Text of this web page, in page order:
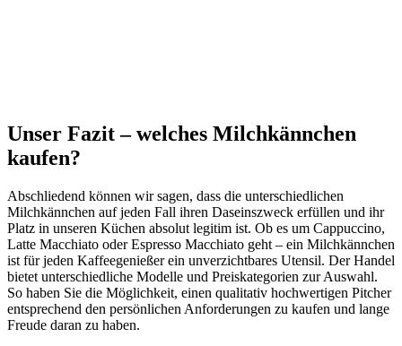
Unser Fazit – welches Milchkännchen
kaufen?
Abschliedend können wir sagen, dass die unterschiedlichen
Milchkännchen auf jeden Fall ihren Daseinszweck erfüllen und ihr
Platz in unseren Küchen absolut legitim ist. Ob es um Cappuccino,
Latte Macchiato oder Espresso Macchiato geht – ein Milchkännchen
ist für jeden Kaffeegenießer ein unverzichtbares Utensil. Der Handel
bietet unterschiedliche Modelle und Preiskategorien zur Auswahl.
So haben Sie die Möglichkeit, einen qualitativ hochwertigen Pitcher
entsprechend den persönlichen Anforderungen zu kaufen und lange
Freude daran zu haben.